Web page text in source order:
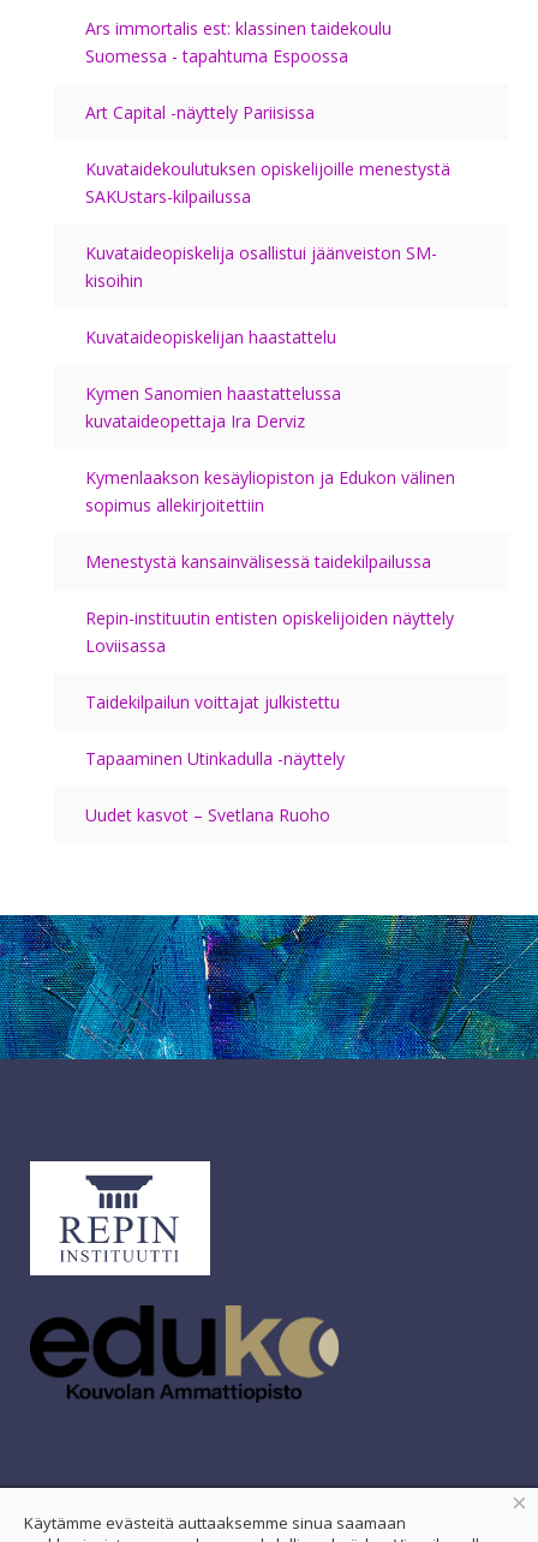
Ars immortalis est: klassinen taidekoulu
Suomessa - tapahtuma Espoossa
Art Capital -näyttely Pariisissa
Kuvataidekoulutuksen opiskelijoille menestystä
SAKUstars-kilpailussa
Kuvataideopiskelija osallistui jäänveiston SM-
kisoihin
Kuvataideopiskelijan haastattelu
Kymen Sanomien haastattelussa
kuvataideopettaja Ira Derviz
Kymenlaakson kesäyliopiston ja Edukon välinen
sopimus allekirjoitettiin
Menestystä kansainvälisessä taidekilpailussa
Repin-instituutin entisten opiskelijoiden näyttely
Loviisassa
Taidekilpailun voittajat julkistettu
Tapaaminen Utinkadulla -näyttely
Uudet kasvot – Svetlana Ruoho
×
Käytämme evästeitä auttaaksemme sinua saamaan